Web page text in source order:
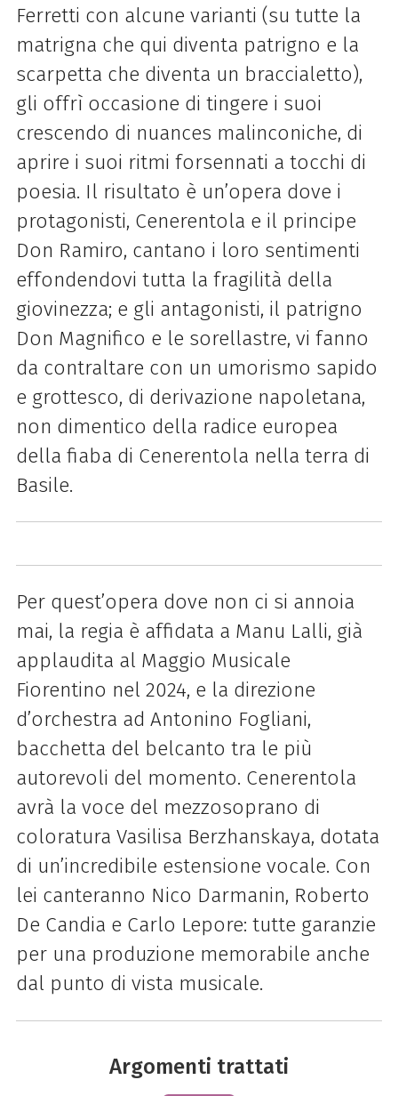
Ferretti con alcune varianti (su tutte la
matrigna che qui diventa patrigno e la
scarpetta che diventa un braccialetto),
gli offrì occasione di tingere i suoi
crescendo di nuances malinconiche, di
aprire i suoi ritmi forsennati a tocchi di
poesia. Il risultato è un’opera dove i
protagonisti, Cenerentola e il principe
Don Ramiro, cantano i loro sentimenti
effondendovi tutta la fragilità della
giovinezza; e gli antagonisti, il patrigno
Don Magnifico e le sorellastre, vi fanno
da contraltare con un umorismo sapido
e grottesco, di derivazione napoletana,
non dimentico della radice europea
della fiaba di Cenerentola nella terra di
Basile.
Per quest’opera dove non ci si annoia
mai, la regia è affidata a Manu Lalli, già
applaudita al Maggio Musicale
Fiorentino nel 2024, e la direzione
d’orchestra ad Antonino Fogliani,
bacchetta del belcanto tra le più
autorevoli del momento. Cenerentola
avrà la voce del mezzosoprano di
coloratura Vasilisa Berzhanskaya, dotata
di un’incredibile estensione vocale. Con
lei canteranno Nico Darmanin, Roberto
De Candia e Carlo Lepore: tutte garanzie
per una produzione memorabile anche
dal punto di vista musicale.
Argomenti trattati